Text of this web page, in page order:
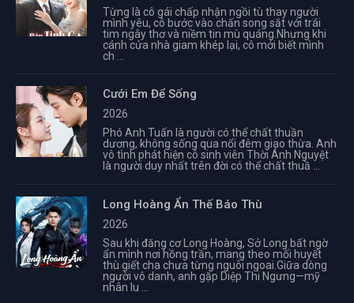
Từng là cô gái chấp nhận ngồi tù thay người
mình yêu, cô bước vào chấn song sắt với trái
tim ngây thơ và niềm tin mù quáng.Nhưng khi
cánh cửa nhà giam khép lại, cô mới biết mình
ch ...
Cưới Em Để Sống
2026
Phó Anh Tuấn là người có thể chất thuần
dương, không sống qua nổi đêm giao thừa. Anh
vô tình phát hiện cô sinh viên Thời Ánh Nguyệt
là người duy nhất trên đời có thể chất thuầ ...
Long Hoàng Ẩn Thế Báo Thù
2026
Sau khi đăng cơ Long Hoàng, Sở Long bất ngờ
ẩn mình nơi hồng trần, mang theo mối huyết
thù giết cha chưa từng nguôi ngoai.Giữa dòng
người vô danh, anh gặp Diệp Thi Ngưng—mỹ
nhân lu ...